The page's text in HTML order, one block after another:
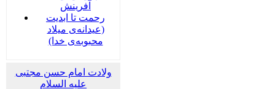
آفرینش
رحمت تا ابدیت
(عیدانه‌ی میلاد
محبوبه‌ی خدا)
ولادت امام حسن مجتبی
علیه السلام